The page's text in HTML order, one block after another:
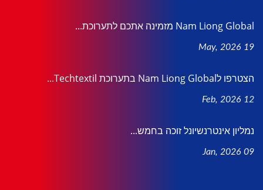
Nam Liong Global מזמינה אתכם לתערוכת...
19 May, 2026
הצטרפו לNam Liong Global בתערוכת Techtextil...
12 Feb, 2026
נמליון אינטרנשיונל זוכה בחמש...
09 Jan, 2026